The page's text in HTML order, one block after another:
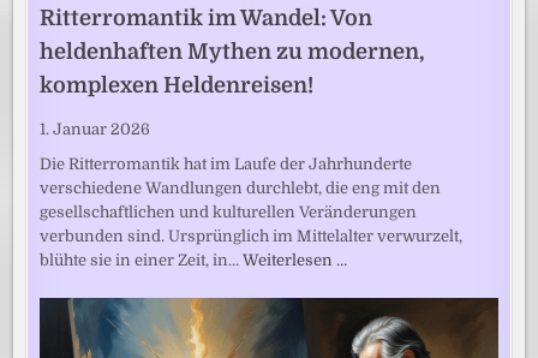
Ritterromantik im Wandel: Von
heldenhaften Mythen zu modernen,
komplexen Heldenreisen!
1. Januar 2026
Die Ritterromantik hat im Laufe der Jahrhunderte
verschiedene Wandlungen durchlebt, die eng mit den
gesellschaftlichen und kulturellen Veränderungen
verbunden sind. Ursprünglich im Mittelalter verwurzelt,
blühte sie in einer Zeit, in…Weiterlesen …